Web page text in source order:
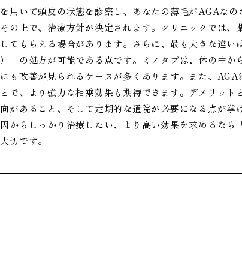
用いて頭皮の状態を診察し、あなたの薄毛がAGAなの
の上で、治療方針が決定されます。クリニックでは、
てもらえる場合があります。さらに、最も大きな違い
」の処方が可能である点です。ミノタブは、体の中か
も改善が見られるケースが多くあります。また、AGA
で、より強力な相乗効果も期待できます。デメリット
があること、そして定期的な通院が必要になる点が挙
からしっかり治療したい、より高い効果を求めるなら
切です。